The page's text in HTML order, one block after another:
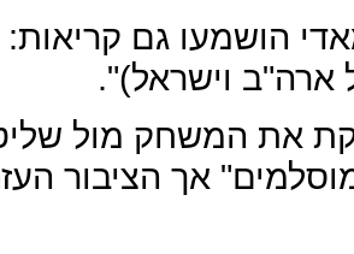
הושמעו גם
ארה"ב וישראל)".
את המשחק מול
אך הציבור